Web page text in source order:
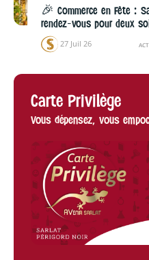
🎉 Commerce en Fête :
rendez-vous pour deux
27 Juil 26
Carte Privilège
Vous dépensez, vous